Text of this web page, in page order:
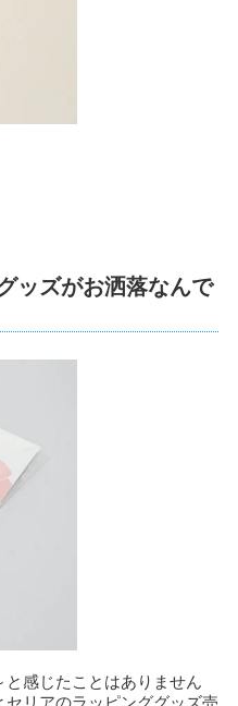
ッズがお洒落なんで
感じたことはありません
リアのラッピンググッズ売